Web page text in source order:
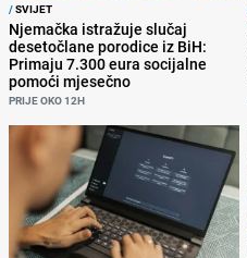
/SVIJET
Njemačka istražuje slučaj
desetočlane porodice iz BiH:
Primaju 7.300 eura socijalne
pomoći mjesečno
PRIJE OKO 12H